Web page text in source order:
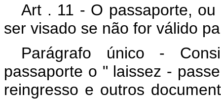
Art . 11 - O passaporte,
ser visado se não for válido
Parágrafo único -
passaporte o " laissez -
reingresso e outros